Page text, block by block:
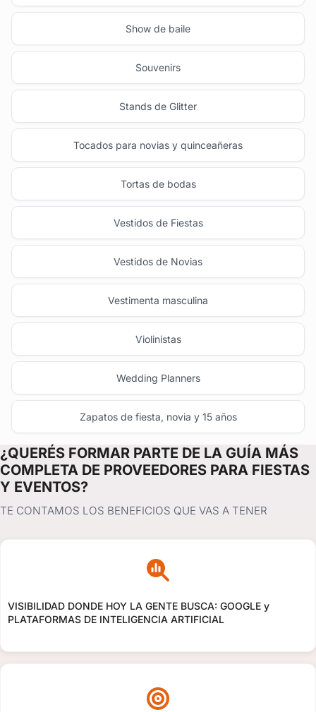
Show de baile
Souvenirs
Stands de Glitter
Tocados para novias y quinceañeras
Tortas de bodas
Vestidos de Fiestas
Vestidos de Novias
Vestimenta masculina
Violinistas
Wedding Planners
Zapatos de fiesta, novia y 15 años
¿QUERÉS FORMAR PARTE DE LA GUÍA MÁS
COMPLETA DE PROVEEDORES PARA FIESTAS
Y EVENTOS?
TE CONTAMOS LOS BENEFICIOS QUE VAS A TENER
VISIBILIDAD DONDE HOY LA GENTE BUSCA: GOOGLE y
PLATAFORMAS DE INTELIGENCIA ARTIFICIAL